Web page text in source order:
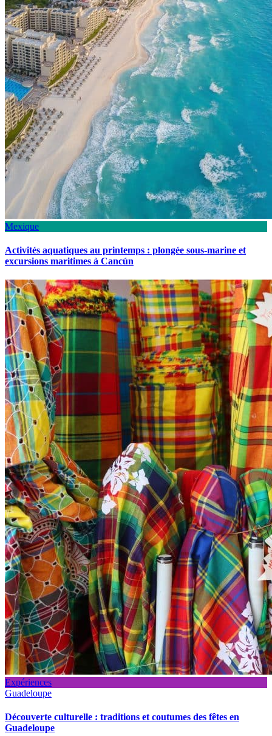
Mexique
Activités aquatiques au printemps : plongée sous-marine et
excursions maritimes à Cancún
Expériences
Guadeloupe
Découverte culturelle : traditions et coutumes des fêtes en
Guadeloupe